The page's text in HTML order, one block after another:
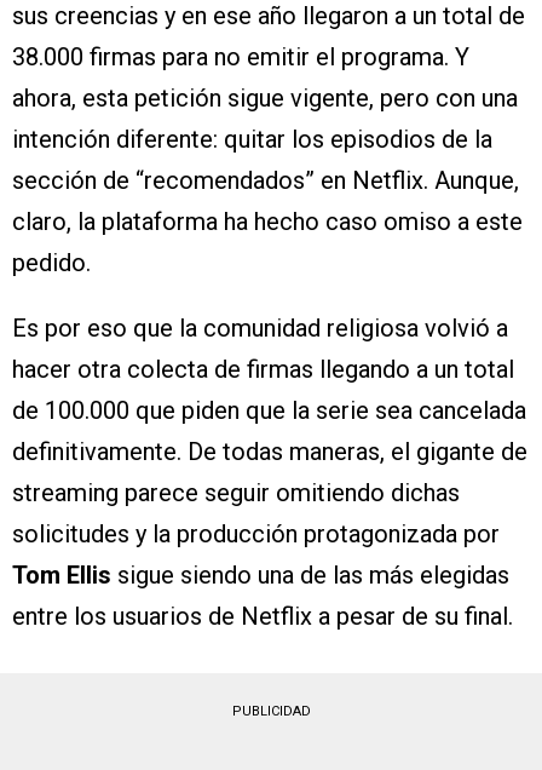
sus creencias y en ese año llegaron a un total de
38.000 firmas para no emitir el programa. Y
ahora, esta petición sigue vigente, pero con una
intención diferente: quitar los episodios de la
sección de “recomendados” en Netflix. Aunque,
claro, la plataforma ha hecho caso omiso a este
pedido.
Es por eso que la comunidad religiosa volvió a
hacer otra colecta de firmas llegando a un total
de 100.000 que piden que la serie sea cancelada
definitivamente. De todas maneras, el gigante de
streaming parece seguir omitiendo dichas
solicitudes y la producción protagonizada por
Tom Ellis sigue siendo una de las más elegidas
entre los usuarios de Netflix a pesar de su final.
PUBLICIDAD